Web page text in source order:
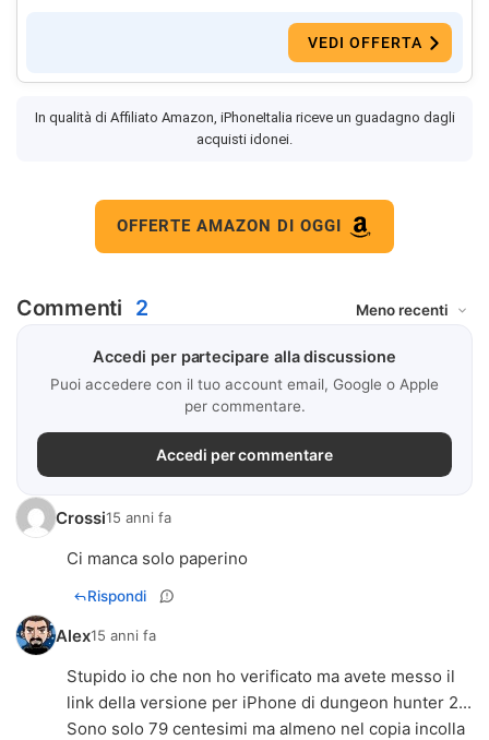
VEDI OFFERTA
In qualità di Affiliato Amazon, iPhoneItalia riceve un guadagno dagli
acquisti idonei.
OFFERTE AMAZON DI OGGI
Commenti 2
Accedi per partecipare alla discussione
Puoi accedere con il tuo account email, Google o Apple
per commentare.
Accedi per commentare
Crossi15 anni fa
Ci manca solo paperino
Rispondi
Alex15 anni fa
Stupido io che non ho verificato ma avete messo il
link della versione per iPhone di dungeon hunter 2...
Sono solo 79 centesimi ma almeno nel copia incolla